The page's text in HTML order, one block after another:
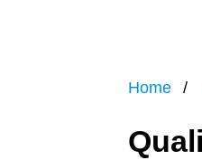
Home